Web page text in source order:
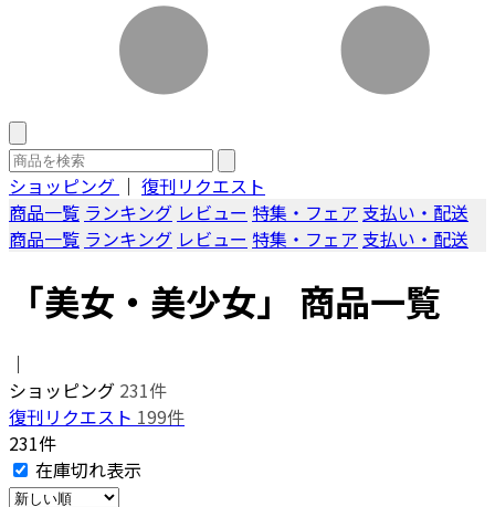
ショッピング ｜ 復刊リクエスト
商品一覧 ランキング レビュー 特集・フェア 支払い・配送
商品一覧 ランキング レビュー 特集・フェア 支払い・配送
「美女・美少女」 商品一覧
｜
ショッピング 231件
復刊リクエスト 199件
231件
在庫切れ表示